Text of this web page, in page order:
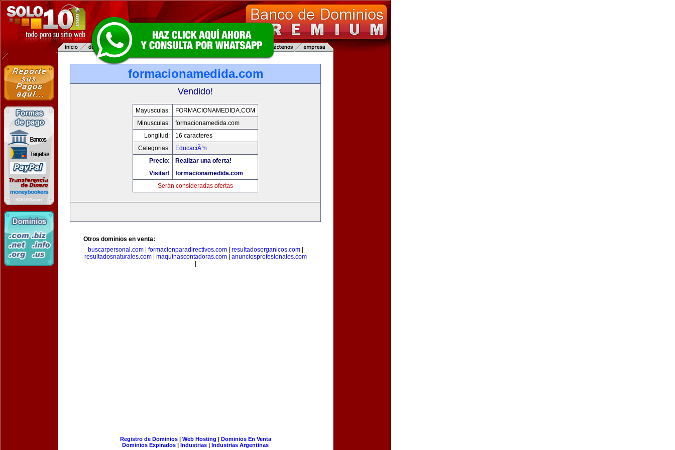
formacionamedida.com
Vendido!
Mayusculas:
FORMACIONAMEDIDA.COM
Minusculas:
formacionamedida.com
Longitud:
16 caracteres
Categorias:
EducaciÃ³n
Precio:
Realizar una oferta!
Visitar!
formacionamedida.com
Serán consideradas ofertas
Otros dominios en venta:
buscarpersonal.com| formacionparadirectivos.com| resultadosorganicos.com|
resultadosnaturales.com| maquinascontadoras.com| anunciosprofesionales.com
Registro de Dominios| Web Hosting | Dominios En Venta
Dominios Expirados | Industrias | Industrias Argentinas